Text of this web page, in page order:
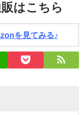
はこちら
を見てみる♪